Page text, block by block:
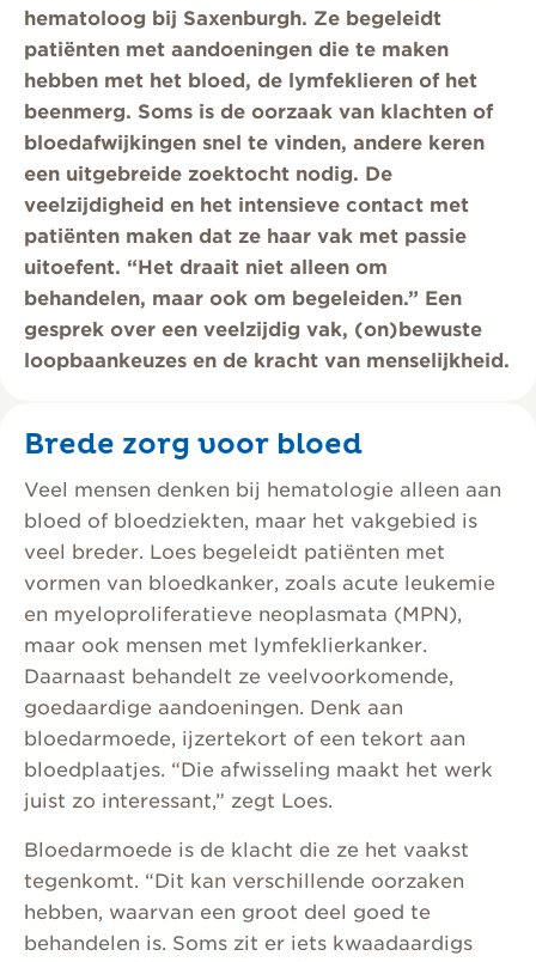
hematoloog bij Saxenburgh. Ze begeleidt
patiënten met aandoeningen die te maken
hebben met het bloed, de lymfeklieren of het
beenmerg. Soms is de oorzaak van klachten of
bloedafwijkingen snel te vinden, andere keren
een uitgebreide zoektocht nodig. De
veelzijdigheid en het intensieve contact met
patiënten maken dat ze haar vak met passie
uitoefent. “Het draait niet alleen om
behandelen, maar ook om begeleiden.” Een
gesprek over een veelzijdig vak, (on)bewuste
loopbaankeuzes en de kracht van menselijkheid.
Brede zorg voor bloed
Veel mensen denken bij hematologie alleen aan
bloed of bloedziekten, maar het vakgebied is
veel breder. Loes begeleidt patiënten met
vormen van bloedkanker, zoals acute leukemie
en myeloproliferatieve neoplasmata (MPN),
maar ook mensen met lymfeklierkanker.
Daarnaast behandelt ze veelvoorkomende,
goedaardige aandoeningen. Denk aan
bloedarmoede, ijzertekort of een tekort aan
bloedplaatjes. “Die afwisseling maakt het werk
juist zo interessant,” zegt Loes.
Bloedarmoede is de klacht die ze het vaakst
tegenkomt. “Dit kan verschillende oorzaken
hebben, waarvan een groot deel goed te
behandelen is. Soms zit er iets kwaadaardigs